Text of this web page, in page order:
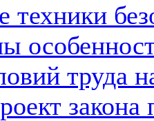
техники
труда